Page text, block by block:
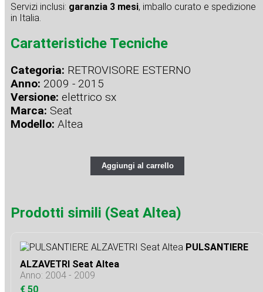
Servizi inclusi: garanzia 3 mesi, imballo curato e spedizione
in Italia.
Caratteristiche Tecniche
Categoria: RETROVISORE ESTERNO
Anno: 2009 - 2015
Versione: elettrico sx
Marca: Seat
Modello: Altea
Aggiungi al carrello
Prodotti simili (Seat Altea)
PULSANTIERE
ALZAVETRI Seat Altea
Anno: 2004 - 2009
€ 50